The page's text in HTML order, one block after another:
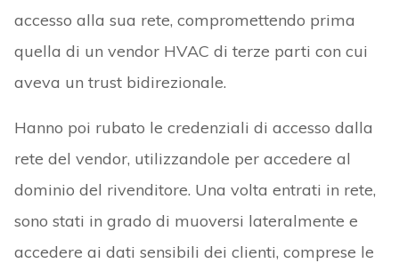
accesso alla sua rete, compromettendo prima
quella di un vendor HVAC di terze parti con cui
aveva un trust bidirezionale.
Hanno poi rubato le credenziali di accesso dalla
rete del vendor, utilizzandole per accedere al
dominio del rivenditore. Una volta entrati in rete,
sono stati in grado di muoversi lateralmente e
accedere ai dati sensibili dei clienti, comprese le